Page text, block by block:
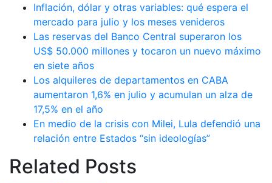
Inflación, dólar y otras variables: qué espera el
mercado para julio y los meses venideros
Las reservas del Banco Central superaron los
US$ 50.000 millones y tocaron un nuevo máximo
en siete años
Los alquileres de departamentos en CABA
aumentaron 1,6% en julio y acumulan un alza de
17,5% en el año
En medio de la crisis con Milei, Lula defendió una
relación entre Estados “sin ideologías”
Related Posts